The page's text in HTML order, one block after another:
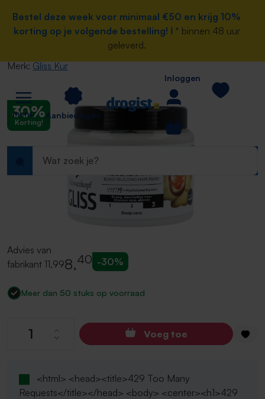
hoofdinhoud
Bestel deze week voor minimaal €50 en krijg 10%
korting op je volgende bestelling! ℹ️ * binnen 48 uur
geleverd.
Bestel deze week voor minimaal €50 en krijg 10%
korting op je volgende bestelling! ℹ️ * binnen 48 uur
geleverd.
menu Aanbiedingen
Inloggen
HomeVerzorging Haar
Conditioner
Conditioner normaal haar
Gliss Kur Total repair mask 400ML
Merk: Gliss Kur
30%
Korting!
Advies van
fabrikant 11,998,40 -30%
Meer dan 50 stuks op voorraad
Producthoeveelheid: Voer de gewenste
Voeg toe
<html> <head><title>429 Too Many
Requests</title></head> <body> <center><h1>429